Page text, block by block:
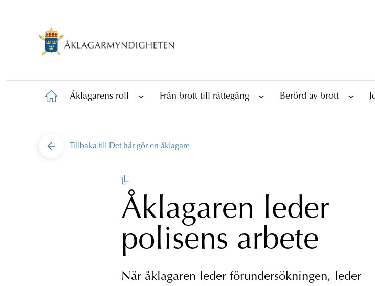
Åklagarens roll Från brott till rättegång Berörd av brott
Tillbaka till Det här gör en åklagare
Åklagaren leder
polisens arbete
När åklagaren leder förundersökningen, leder